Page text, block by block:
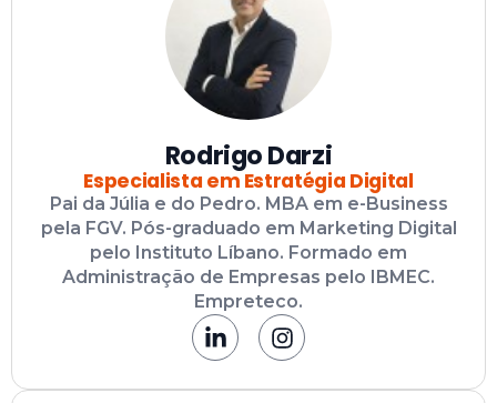
Rodrigo Darzi
Especialista em Estratégia Digital
Pai da Júlia e do Pedro. MBA em e-Business
pela FGV. Pós-graduado em Marketing Digital
pelo Instituto Líbano. Formado em
Administração de Empresas pelo IBMEC.
Empreteco.